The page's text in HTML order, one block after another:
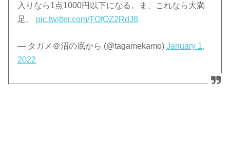
入りなら1点1000円以下になる。ま、これなら大満
足。 pic.twitter.com/TOfOZ2RdJ8
— タガメ＠沼の底から (@tagamekamo)January 1,
2022